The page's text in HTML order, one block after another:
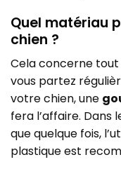
Quel matériau
chien ?
Cela concerne tout
vous partez
votre chien, une
fera l’affaire. Dans
que quelque fois,
plastique est